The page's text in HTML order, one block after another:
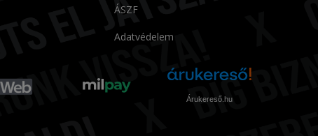
ÁSZF
Adatvédelem
Árukereső.hu